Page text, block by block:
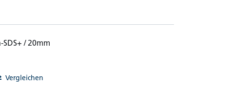
SDS+ / 20mm
Vergleichen